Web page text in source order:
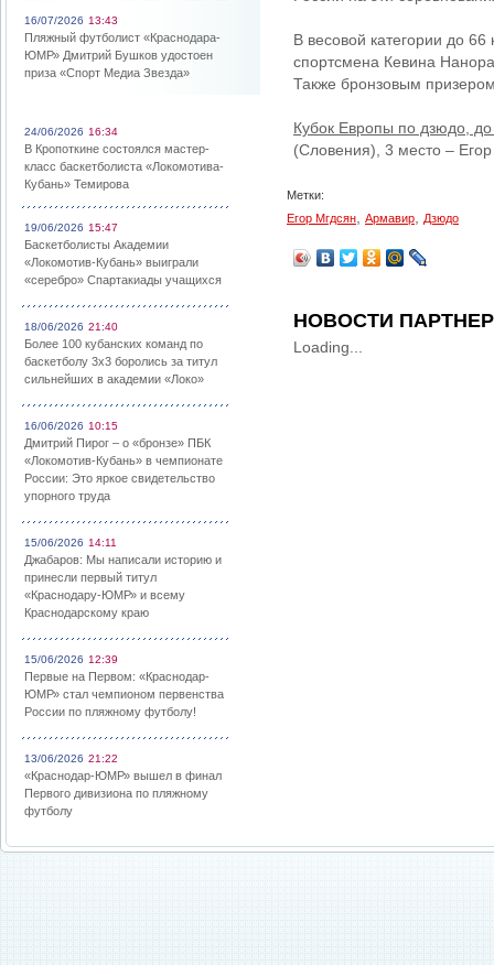
16/07/2026 13:43
Пляжный футболист «Краснодара-
ЮМР» Дмитрий Бушков удостоен
приза «Спорт Медиа Звезда»
24/06/2026 16:34
В Кропоткине состоялся мастер-
класс баскетболиста «Локомотива-
Кубань» Темирова
19/06/2026 15:47
Баскетболисты Академии
«Локомотив-Кубань» выиграли
«серебро» Спартакиады учащихся
18/06/2026 21:40
Более 100 кубанских команд по
баскетболу 3х3 боролись за титул
сильнейших в академии «Локо»
16/06/2026 10:15
Дмитрий Пирог – о «бронзе» ПБК
«Локомотив-Кубань» в чемпионате
России: Это яркое свидетельство
упорного труда
15/06/2026 14:11
Джабаров: Мы написали историю и
принесли первый титул
«Краснодару-ЮМР» и всему
Краснодарскому краю
15/06/2026 12:39
Первые на Первом: «Краснодар-
ЮМР» стал чемпионом первенства
России по пляжному футболу!
13/06/2026 21:22
«Краснодар-ЮМР» вышел в финал
Первого дивизиона по пляжному
футболу
В весовой категории до
спортсмена Кевина
Также бронзовым
Кубок Европы по дзюдо,
(Словения), 3 место –
Метки:
Егор Мгдсян
Армавир Дзюдо
НОВОСТИ
Loading...